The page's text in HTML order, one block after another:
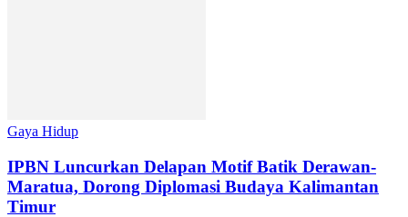
Gaya Hidup
IPBN Luncurkan Delapan Motif Batik Derawan-
Maratua, Dorong Diplomasi Budaya Kalimantan
Timur